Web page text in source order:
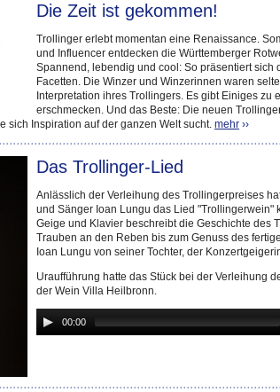
Die Zeit ist gekommen!
Trollinger erlebt momentan eine Renaissance.
und Influencer entdecken die Württemberger
Spannend, lebendig und cool: So präsentiert sich
Facetten. Die Winzer und Winzerinnen waren
Interpretation ihres Trollingers. Es gibt Einiges zu
erschmecken. Und das Beste: Die neuen
sich Inspiration auf der ganzen Welt sucht. mehr ››
Das Trollinger-Lied
Anlässlich der Verleihung des Trollingerpreises
und Sänger Ioan Lungu das Lied "Trollingerwein"
Geige und Klavier beschreibt die Geschichte des
Trauben an den Reben bis zum Genuss des
Ioan Lungu von seiner Tochter, der
Uraufführung hatte das Stück bei der Verleihung
der Wein Villa Heilbronn.
00:00